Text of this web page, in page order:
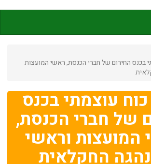
בכנס החירום של חברי הכנסת, ראשי המועצות
עוצמתי בכנס
של חברי הכנסת,
המועצות וראשי
החקלאית